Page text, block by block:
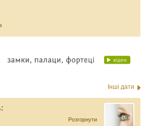
Інші дати
Розгорнути